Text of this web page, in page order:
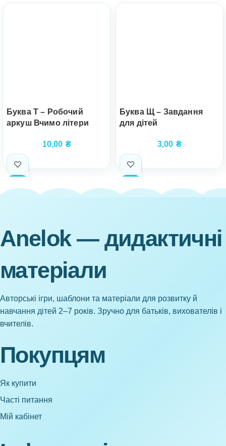
Буква Т – Робочий
аркуш Вчимо літери
10,00 ₴
Буква Щ – Завдання
для дітей
3,00 ₴
Anelok — дидактичні
матеріали
Авторські ігри, шаблони та матеріали для розвитку й
навчання дітей 2–7 років. Зручно для батьків, вихователів і
вчителів.
Покупцям
Як купити
Часті питання
Мій кабінет